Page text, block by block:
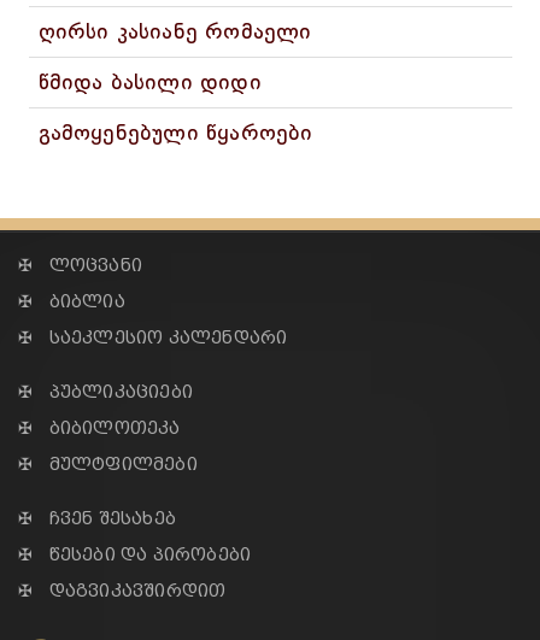
ღირსი კასიანე რომაელი
წმიდა ბასილი დიდი
გამოყენებული წყაროები
✠ ლოცვანი
✠ ბიბლია
✠ საეკლესიო კალენდარი
✠ პუბლიკაციები
✠ ბიბილოთეკა
✠ მულტფილმები
✠ ჩვენ შესახებ
✠ წესები და პირობები
✠ დაგვიკავშირდით